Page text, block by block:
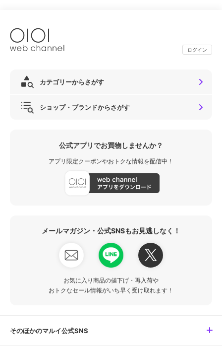
ログイン
カテゴリーからさがす
ショップ・ブランドからさがす
公式アプリでお買物しませんか？
アプリ限定クーポンやおトクな情報を配信中！
メールマガジン・公式SNSもお見逃しなく！
お気に入り商品の値下げ・再入荷や
おトクなセール情報がいち早く受け取れます！
そのほかのマルイ公式SNS